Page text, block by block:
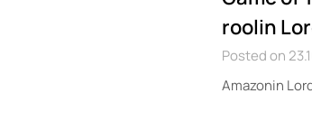
roolin
Posted on
Amazonin